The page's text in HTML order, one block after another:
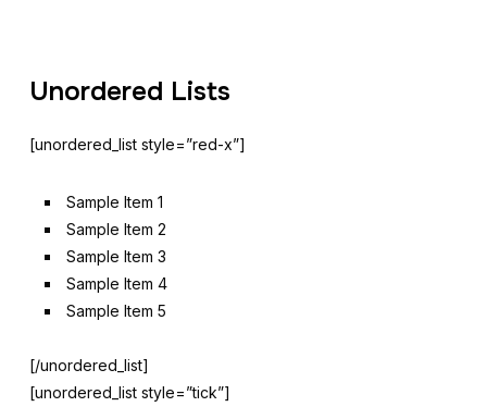
Unordered Lists
[unordered_list style=”red-x”]
Sample Item 1
Sample Item 2
Sample Item 3
Sample Item 4
Sample Item 5
[/unordered_list]
[unordered_list style=”tick”]